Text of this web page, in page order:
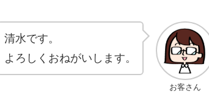
お客さん
清水です。
よろしくおねがいします。